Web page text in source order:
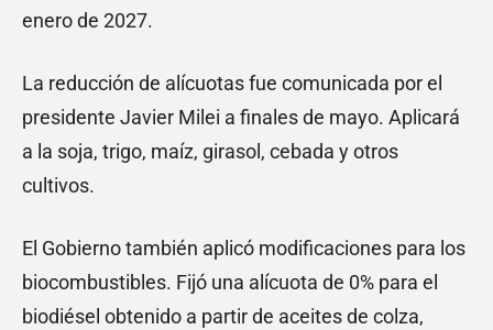
enero de 2027.
La reducción de alícuotas fue comunicada por el
presidente Javier Milei a finales de mayo. Aplicará
a la soja, trigo, maíz, girasol, cebada y otros
cultivos.
El Gobierno también aplicó modificaciones para los
biocombustibles. Fijó una alícuota de 0% para el
biodiésel obtenido a partir de aceites de colza,